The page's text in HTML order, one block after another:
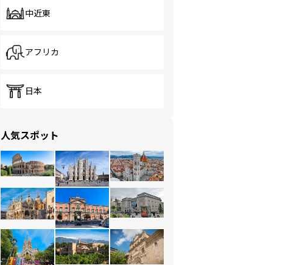
中近東
アフリカ
日本
人気スポット